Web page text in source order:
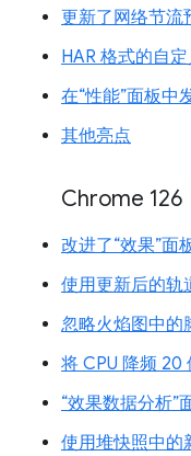
更新了网络节流
HAR 格式的自
在“性能”面板中
其他亮点
Chrome 126
改进了“效果”面
使用更新后的轨
忽略火焰图中的
将 CPU 降频 20
“效果数据分析”
使用堆快照中的